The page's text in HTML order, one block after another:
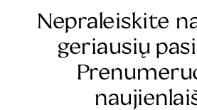
Nepraleiskite
geriausių